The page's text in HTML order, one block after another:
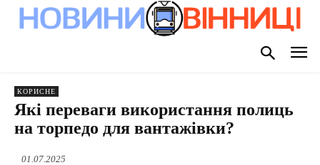
КОРИСНЕ
Які переваги використання полиць
на торпедо для вантажівки?
01.07.2025